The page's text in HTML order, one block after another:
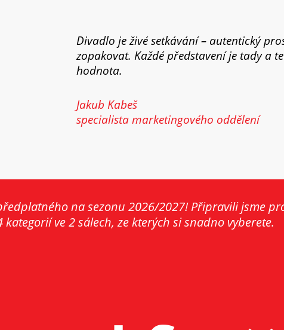
Divadlo je živé setkávání – autentický
zopakovat. Každé představení je tady a
hodnota.
Jakub Kabeš
specialista marketingového oddělení
na sezonu 2026/2027! Připravili jsme
ve 2 sálech, ze kterých si snadno vyberete.